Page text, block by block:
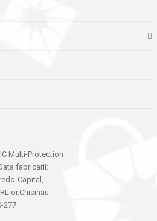
Multi-Protection
fabricarii:
Capital,
or.Chisinau
277